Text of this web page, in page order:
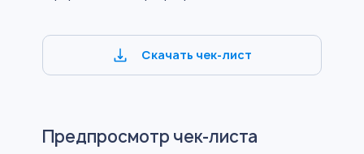
Скачать чек-лист
Предпросмотр чек-листа